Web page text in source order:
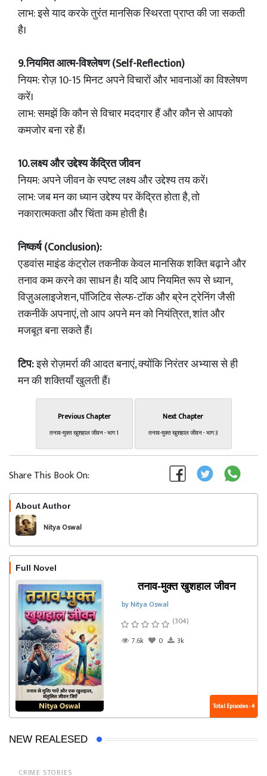
लाभ: इसे याद करके तुरंत मानसिक स्थिरता प्राप्त की जा सकती
है।
9. नियमित आत्म-विश्लेषण (Self-Reflection)
नियम: रोज़ 10-15 मिनट अपने विचारों और भावनाओं का विश्लेषण
करें।
लाभ: समझें कि कौन से विचार मददगार हैं और कौन से आपको
कमजोर बना रहे हैं।
10. लक्ष्य और उद्देश्य केंद्रित जीवन
नियम: अपने जीवन के स्पष्ट लक्ष्य और उद्देश्य तय करें।
लाभ: जब मन का ध्यान उद्देश्य पर केंद्रित होता है, तो
नकारात्मकता और चिंता कम होती है।
निष्कर्ष (Conclusion):
एडवांस माइंड कंट्रोल तकनीक केवल मानसिक शक्ति बढ़ाने और
तनाव कम करने का साधन है। यदि आप नियमित रूप से ध्यान,
विज़ुअलाइजेशन, पॉजिटिव सेल्फ-टॉक और ब्रेन ट्रेनिंग जैसी
तकनीकें अपनाएं, तो आप अपने मन को नियंत्रित, शांत और
मजबूत बना सकते हैं।
टिप:इसे रोज़मर्रा की आदत बनाएं, क्योंकि निरंतर अभ्यास से ही
मन की शक्तियाँ खुलती हैं।
Previous Chapter
तनाव-मुक्त खुशहाल जीवन - भाग 1
Next Chapter
तनाव-मुक्त खुशहाल जीवन - भाग 3
Share This Book On:
About Author
Nitya Oswal
Full Novel
तनाव-मुक्त खुशहाल जीवन
by Nitya Oswal
(304)
7.6k
0 3k
Total Episodes : 4
NEW REALESED
CRIME STORIES